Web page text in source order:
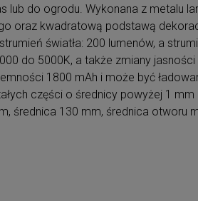
lub do ogrodu. Wykonana z metalu
oraz kwadratową podstawą
światła: 200 lumenów, a
do 5000K, a także zmiany
1800 mAh i może być
części o średnicy powyżej 1
średnica 130 mm, średnica otworu